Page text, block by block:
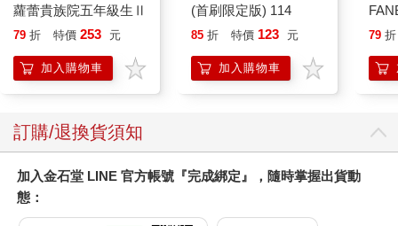
蘿蕾貴族院五年級生Ⅱ
79 折 特價 253 元
加入購物車
(首刷限定版) 114
85 折 特價 123 元
加入購物車
成
79 折
訂購/退換貨須知
加入金石堂 LINE 官方帳號『完成綁定』，隨時掌握出貨動
態：